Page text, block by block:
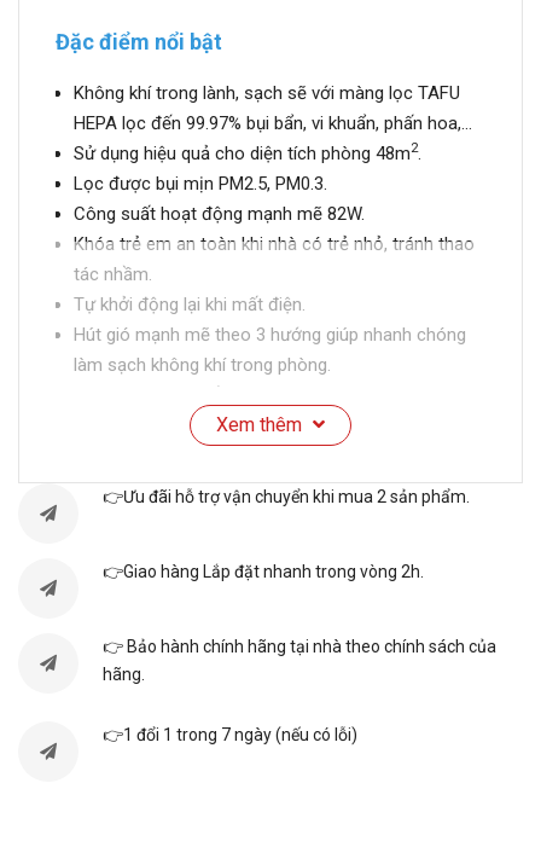
Đặc điểm nổi bật
Không khí trong lành, sạch sẽ với màng lọc TAFU
HEPA lọc đến 99.97% bụi bẩn, vi khuẩn, phấn hoa,...
Sử dụng hiệu quả cho diện tích phòng 48m2.
Lọc được bụi mịn PM2.5, PM0.3.
Công suất hoạt động mạnh mẽ 82W.
Khóa trẻ em an toàn khi nhà có trẻ nhỏ, tránh thao
tác nhầm.
Tự khởi động lại khi mất điện.
Hút gió mạnh mẽ theo 3 hướng giúp nhanh chóng
làm sạch không khí trong phòng.
Ra mắt năm 2023, thương hiệu Daikin - Nhật Bản,
THÔNG SỐ KỸ THUẬT
Xem thêm
👉Ưu đãi hỗ trợ vận chuyển khi mua 2 sản phẩm.
👉Giao hàng Lắp đặt nhanh trong vòng 2h.
👉 Bảo hành chính hãng tại nhà theo chính sách của
hãng.
👉1 đổi 1 trong 7 ngày (nếu có lỗi)